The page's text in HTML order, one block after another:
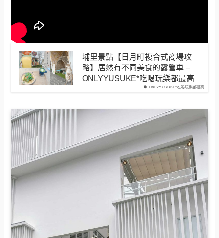
ONLYYUSUKE*吃喝玩樂都最高
埔里景點【日月町複合式商場攻
略】居然有不同美食的露營車 –
ONLYYUSUKE*吃喝玩樂都最高